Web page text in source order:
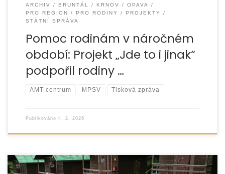
ARCHIV BRUNTÁL KRNOV
OPAVA
PRO REGION
PRO RODINY
PROJEKTY
STÁTNÍ SPRÁVA
Pomoc rodinám v náročném
období: Projekt „Jde to i jinak“
podpořil rodiny …
AMT centrum MPSV Tisková zpráva
Publikováno 4. 2. 2026